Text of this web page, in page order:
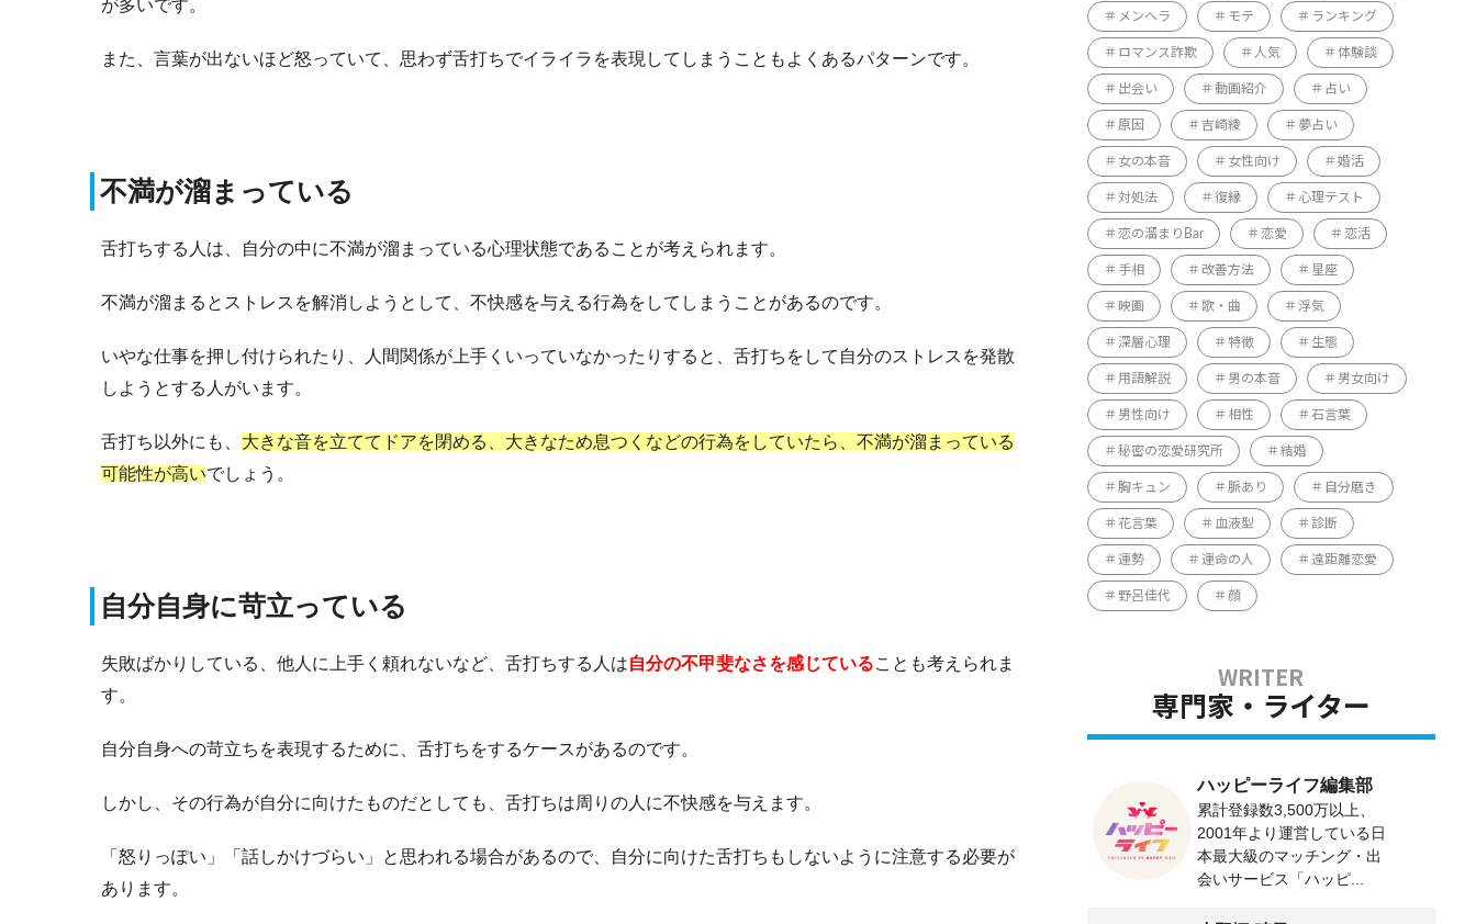
が多いです。
また、言葉が出ないほど怒っていて、思わず舌打ちでイライラを表現してしまうこともよくあるパターンです。
不満が溜まっている
舌打ちする人は、自分の中に不満が溜まっている心理状態であることが考えられます。
不満が溜まるとストレスを解消しようとして、不快感を与える行為をしてしまうことがあるのです。
いやな仕事を押し付けられたり、人間関係が上手くいっていなかったりすると、舌打ちをして自分のストレスを発散
しようとする人がいます。
舌打ち以外にも、 大きな音を立ててドアを閉める、大きなため息つくなどの行為をしていたら、不満が溜まっている
可能性が高いでしょう。
自分自身に苛立っている
失敗ばかりしている、他人に上手く頼れないなど、舌打ちする人は自分の不甲斐なさを感じていることも考えられま
す。
自分自身への苛立ちを表現するために、舌打ちをするケースがあるのです。
しかし、その行為が自分に向けたものだとしても、舌打ちは周りの人に不快感を与えます。
「怒りっぽい」「話しかけづらい」と思われる場合があるので、自分に向けた舌打ちもしないように注意する必要が
あります。
メンヘラ モテ ランキング
ロマンス詐欺 人気 体験談
出会い 動画紹介 占い
原因 吉崎綾 夢占い
女の本音 女性向け 婚活
対処法 復縁 心理テスト
恋の溜まりBar 恋愛 恋活
手相 改善方法 星座
映画 歌・曲 浮気
深層心理 特徴 生態
用語解説 男の本音 男女向け
男性向け 相性 石言葉
秘密の恋愛研究所 結婚
胸キュン 脈あり 自分磨き
花言葉 血液型 診断
運勢 運命の人 遠距離恋愛
野呂佳代 顔
専門家・ライター
ハッピーライフ編集部
累計登録数3,500万以上、
2001年より運営している日
本最大級のマッチング・出
会いサービス「ハッピ...